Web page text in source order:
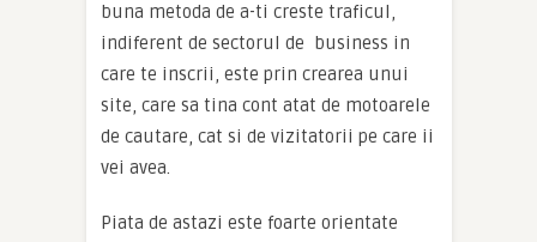
buna metoda de a-ti creste traficul,
indiferent de sectorul de business in
care te inscrii, este prin crearea unui
site, care sa tina cont atat de motoarele
de cautare, cat si de vizitatorii pe care ii
vei avea.
Piata de astazi este foarte orientate